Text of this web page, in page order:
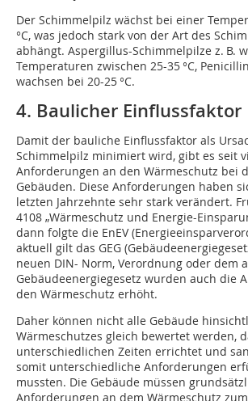
Der Schimmelpilz wächst bei einer
°C, was jedoch stark von der Art des
abhängt. Aspergillus-Schimmelpilze z. B.
Temperaturen zwischen 25-35 °C,
wachsen bei 20-25 °C.
4. Baulicher Einflussfaktor
Damit der bauliche Einflussfaktor als
Schimmelpilz minimiert wird, gibt es seit
Anforderungen an den Wärmeschutz bei
Gebäuden. Diese Anforderungen haben
letzten Jahrzehnte sehr stark verändert.
4108 „Wärmeschutz und Energie-
dann folgte die EnEV
aktuell gilt das GEG
neuen DIN- Norm, Verordnung oder dem
Gebäudeenergiegesetz wurden auch die
den Wärmeschutz erhöht.
Daher können nicht alle Gebäude
Wärmeschutzes gleich bewertet werden,
unterschiedlichen Zeiten errichtet und
somit unterschiedliche Anforderungen
mussten. Die Gebäude müssen
Anforderungen an dem Wärmeschutz